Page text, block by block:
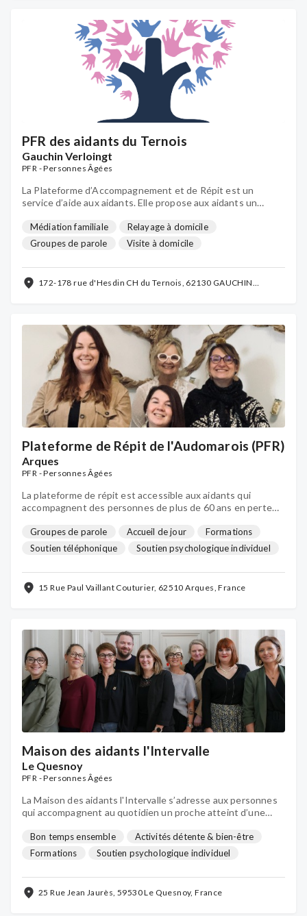
PFR des aidants du Ternois
Gauchin Verloingt
PFR - Personnes Âgées
La Plateforme d’Accompagnement et de Répit est un
service d’aide aux aidants. Elle propose aux aidants un
Médiation familiale
Relayage à domicile
Groupes de parole
Visite à domicile
Soutien psychologique individuel
172-178 rue d'Hesdin CH du Ternois, 62130 GAUCHIN
Plateforme de Répit de l'Audomarois (PFR)
Arques
PFR - Personnes Âgées
La plateforme de répit est accessible aux aidants qui
accompagnent des personnes de plus de 60 ans en perte
Groupes de parole Accueil de jour
Formations
Soutien téléphonique
Soutien psychologique individuel
15 Rue Paul Vaillant Couturier, 62510 Arques, France
Maison des aidants l'Intervalle
Le Quesnoy
PFR - Personnes Âgées
La Maison des aidants l'Intervalle s’adresse aux personnes
qui accompagnent au quotidien un proche atteint d’une
apparentée, maladie de ...
Bon temps ensemble
Activités détente & bien-être
Formations
Soutien psychologique individuel
...
25 Rue Jean Jaurès, 59530 Le Quesnoy, France